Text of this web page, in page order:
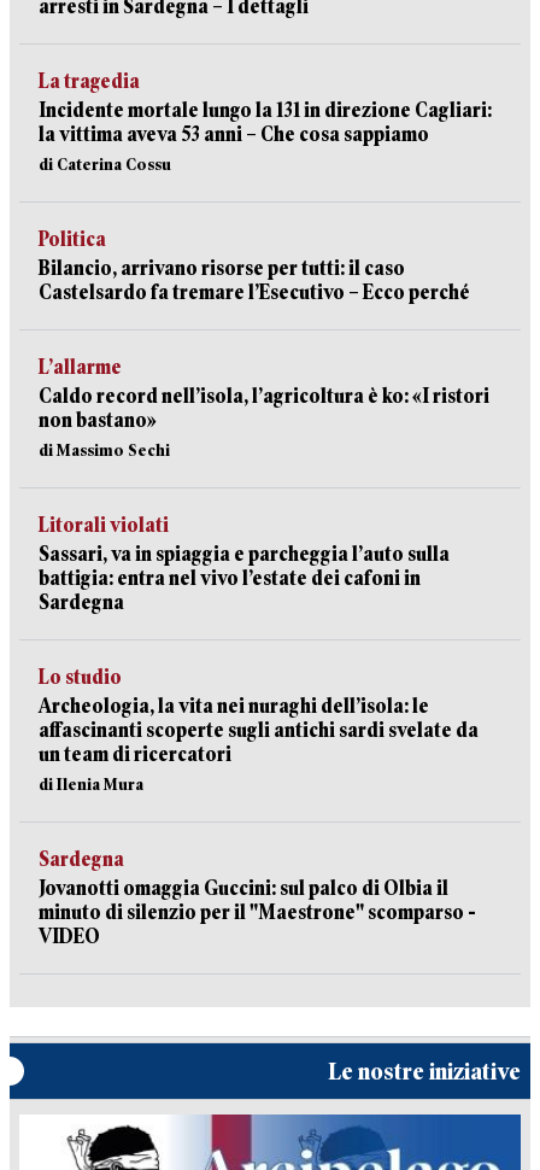
arresti in Sardegna – I dettagli
La tragedia
Incidente mortale lungo la 131 in direzione Cagliari:
la vittima aveva 53 anni – Che cosa sappiamo
di Caterina Cossu
Politica
Bilancio, arrivano risorse per tutti: il caso
Castelsardo fa tremare l’Esecutivo – Ecco perché
L’allarme
Caldo record nell’isola, l’agricoltura è ko: «I ristori
non bastano»
di Massimo Sechi
Litorali violati
Sassari, va in spiaggia e parcheggia l’auto sulla
battigia: entra nel vivo l’estate dei cafoni in
Sardegna
Lo studio
Archeologia, la vita nei nuraghi dell’isola: le
affascinanti scoperte sugli antichi sardi svelate da
un team di ricercatori
di Ilenia Mura
Sardegna
Jovanotti omaggia Guccini: sul palco di Olbia il
minuto di silenzio per il "Maestrone" scomparso -
VIDEO
Le nostre iniziative